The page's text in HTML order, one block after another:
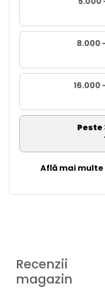
8.000
16.000
Peste
Află mai
Recenzii
magazin